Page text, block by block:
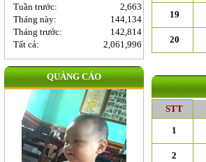
Tuần trước:
2,663
Tháng này:
144,134
Tháng trước:
142,814
Tất cả:
2,061,996
QUẢNG CÁO
19
20
STT
1
2